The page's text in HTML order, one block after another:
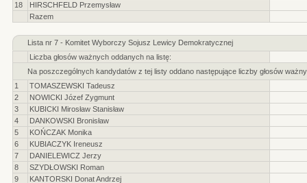
18
HIRSCHFELD Przemysław
Razem
Lista nr 7 - Komitet Wyborczy Sojusz Lewicy Demokratycznej
Liczba głosów ważnych oddanych na listę:
Na poszczególnych kandydatów z tej listy oddano następujące liczby głosów
1
TOMASZEWSKI Tadeusz
2
NOWICKI Józef Zygmunt
3
KUBICKI Mirosław Stanisław
4
DANKOWSKI Bronisław
5
KOŃCZAK Monika
6
KUBIACZYK Ireneusz
7
DANIELEWICZ Jerzy
8
SZYDŁOWSKI Roman
9
KANTORSKI Donat Andrzej